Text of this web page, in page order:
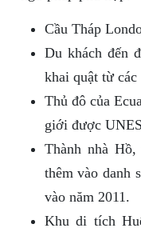
Cầu Tháp
Du khách đến
khai quật từ
Thủ đô của
giới được
Thành nhà
thêm vào danh
vào năm 2011.
Khu di tích